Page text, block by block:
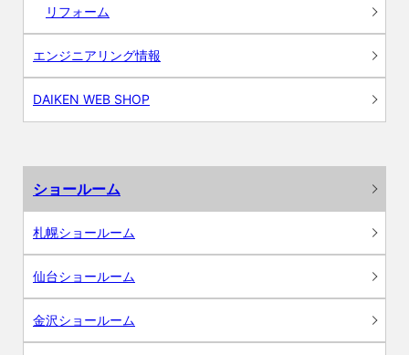
リフォーム
エンジニアリング情報
DAIKEN WEB SHOP
ショールーム
札幌ショールーム
仙台ショールーム
金沢ショールーム